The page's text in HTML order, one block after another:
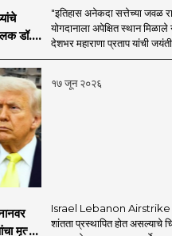
डॉ.
"इतिहास अनेकदा सत्तेच्या जवळ
योगदानाला अपेक्षित स्थान
देशभर महाराणा प्रताप यांची
१७ जून २०२६
मृत्यू,
Israel Lebanon Airstrike
शांतता प्रस्थापित होत असल्याचे